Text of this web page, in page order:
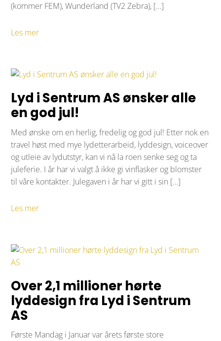
(kommer FEM), Wunderland (TV2 Zebra), […]
Les mer
Lyd i Sentrum AS ønsker alle
en god jul!
Med ønske om en herlig, fredelig og god jul! Etter nok en
travel høst med mye lydetterarbeid, lyddesign, voiceover
og utleie av lydutstyr, kan vi nå la roen senke seg og ta
juleferie. I år har vi valgt å ikke gi vinflasker og blomster
til våre kontakter. Julegaven i år har vi gitt i sin […]
Les mer
Over 2,1 millioner hørte
lyddesign fra Lyd i Sentrum
AS
Første Mandag i Januar var årets første store